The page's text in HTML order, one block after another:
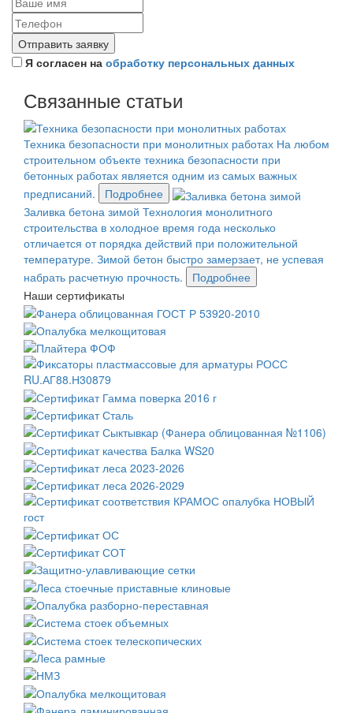
Отправить заявку
Я согласен на обработку персональных данных
Связанные статьи
Техника безопасности при монолитных работах На любом
строительном объекте техника безопасности при
бетонных работах является одним из самых важных
предписаний.
Подробнее
Заливка бетона зимой Технология монолитного
строительства в холодное время года несколько
отличается от порядка действий при положительной
температуре. Зимой бетон быстро замерзает, не успевая
набрать расчетную прочность.
Подробнее
Наши сертификаты